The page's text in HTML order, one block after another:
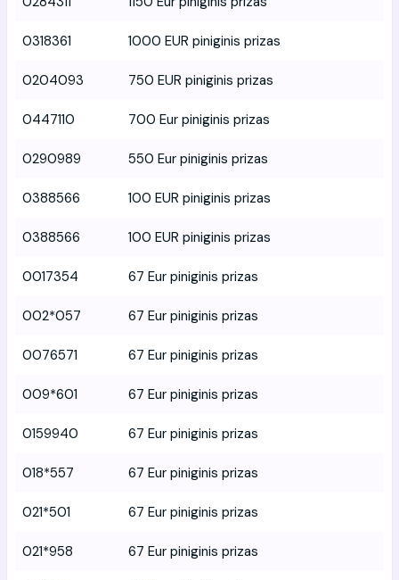
0318361 1000 EUR piniginis prizas
0204093 750 EUR piniginis prizas
0447110 700 Eur piniginis prizas
0290989 550 Eur piniginis prizas
0388566 100 EUR piniginis prizas
0388566 100 EUR piniginis prizas
0017354 67 Eur piniginis prizas
002*057 67 Eur piniginis prizas
0076571 67 Eur piniginis prizas
009*601 67 Eur piniginis prizas
0159940 67 Eur piniginis prizas
018*557 67 Eur piniginis prizas
021*501 67 Eur piniginis prizas
021*958 67 Eur piniginis prizas